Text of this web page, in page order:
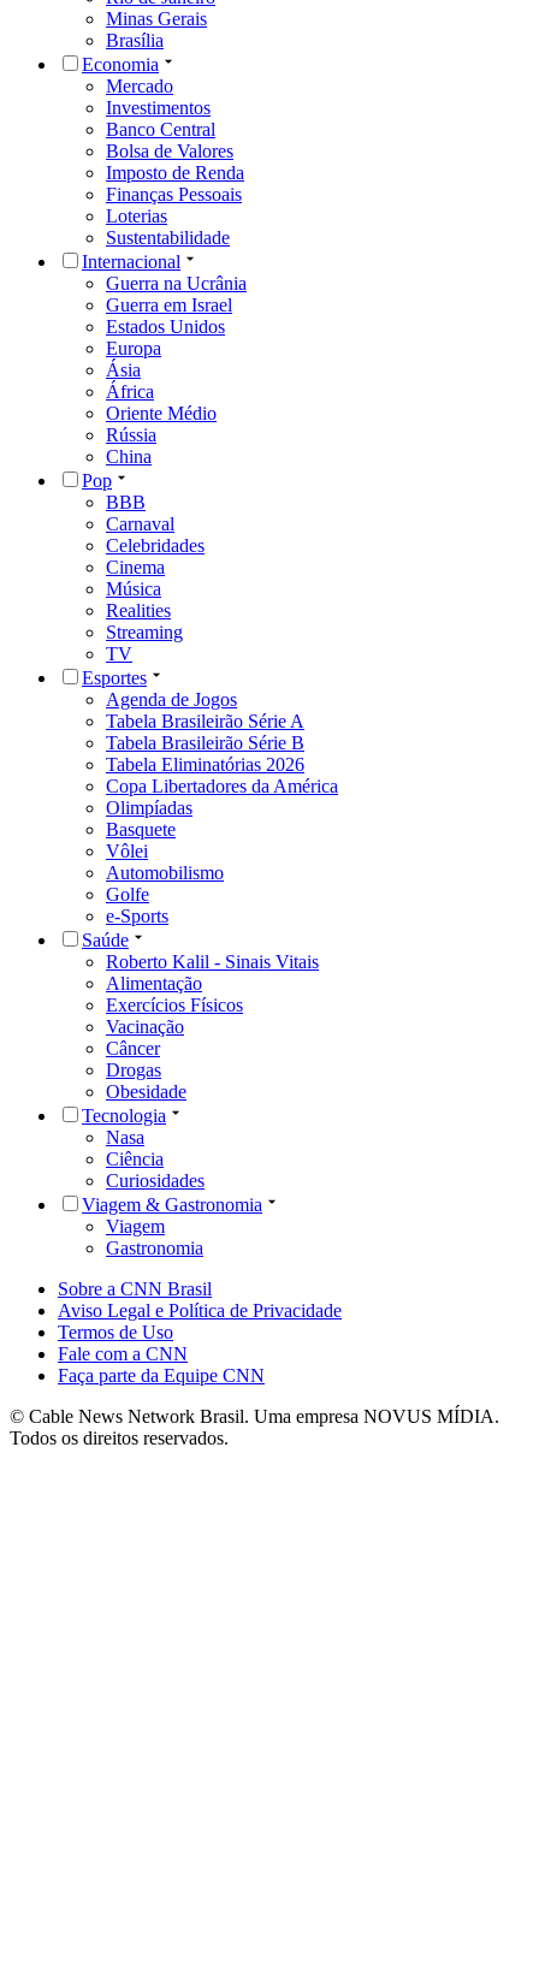
Minas Gerais
Brasília
Economia
Mercado
Investimentos
Banco Central
Bolsa de Valores
Imposto de Renda
Finanças Pessoais
Loterias
Sustentabilidade
Internacional
Guerra na Ucrânia
Guerra em Israel
Estados Unidos
Europa
Ásia
África
Oriente Médio
Rússia
China
Pop
BBB
Carnaval
Celebridades
Cinema
Música
Realities
Streaming
TV
Esportes
Agenda de Jogos
Tabela Brasileirão Série A
Tabela Brasileirão Série B
Tabela Eliminatórias 2026
Copa Libertadores da América
Olimpíadas
Basquete
Vôlei
Automobilismo
Golfe
e-Sports
Saúde
Roberto Kalil - Sinais Vitais
Alimentação
Exercícios Físicos
Vacinação
Câncer
Drogas
Obesidade
Tecnologia
Nasa
Ciência
Curiosidades
Viagem & Gastronomia
Viagem
Gastronomia
Sobre a CNN Brasil
Aviso Legal e Política de Privacidade
Termos de Uso
Fale com a CNN
Faça parte da Equipe CNN
© Cable News Network Brasil. Uma empresa NOVUS MÍDIA.
Todos os direitos reservados.